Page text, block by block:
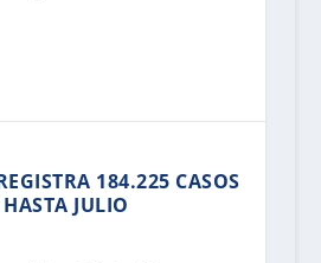
184.225 CASOS
JULIO